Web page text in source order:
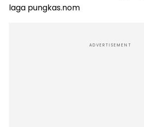
laga pungkas.nom
ADVERTISEMENT